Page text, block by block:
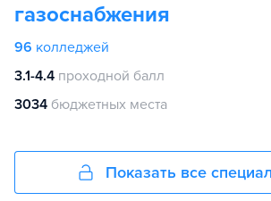
газоснабжения
96 колледжей
3.1-4.4 проходной балл
3034 бюджетных места
Показать все